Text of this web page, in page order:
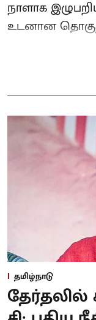
நாளாக
உடனான
தமிழ்நாடு
தேர்தலில்